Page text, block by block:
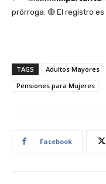
prórroga. 🔴 El registro es
TAGS Adultos Mayores
Pensiones para Mujeres
Facebook